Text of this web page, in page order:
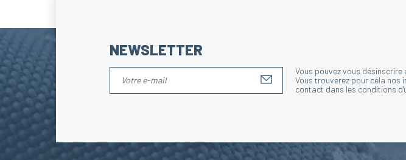
NEWSLETTER
S'INSCRIRE À LA
Vous pouvez vous désinscrire
Vous trouverez pour cela nos
contact dans les conditions